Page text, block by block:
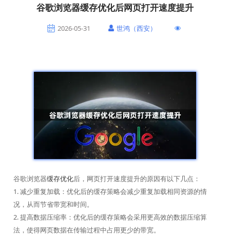
谷歌浏览器缓存优化后网页打开速度提升
2026-05-31 世鸿（西安）
谷歌浏览器缓存优化后，网页打开速度提升的原因有以下几点：
1. 减少重复加载：优化后的缓存策略会减少重复加载相同资源的情
况，从而节省带宽和时间。
2. 提高数据压缩率：优化后的缓存策略会采用更高效的数据压缩算
法，使得网页数据在传输过程中占用更少的带宽。